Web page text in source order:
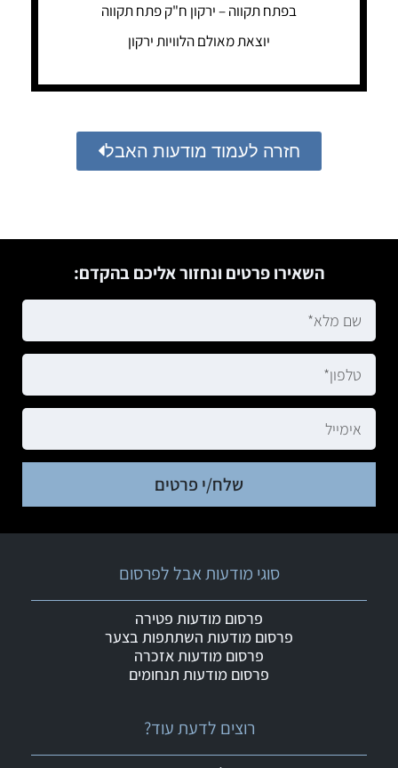
בפתח תקווה – ירקון ח"ק פתח תקווה
יוצאת מאולם הלוויות ירקון
חזרה לעמוד מודעות האבל
השאירו פרטים ונחזור אליכם בהקדם:
שלח/י פרטים
רוצים לדעת עוד?
סוגי מודעות אבל לפרסום
פרסום מודעות פטירה
פרסום מודעות השתתפות בצער
פרסום מודעות אזכרה
פרסום מודעות תנחומים